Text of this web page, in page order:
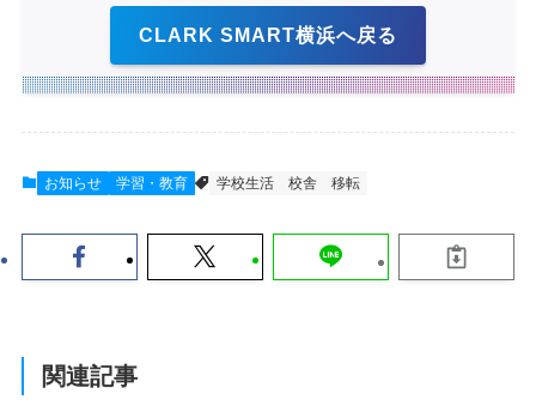
CLARK SMART横浜へ戻る
お知らせ 学習・教育 学校生活 校舎 移転
関連記事